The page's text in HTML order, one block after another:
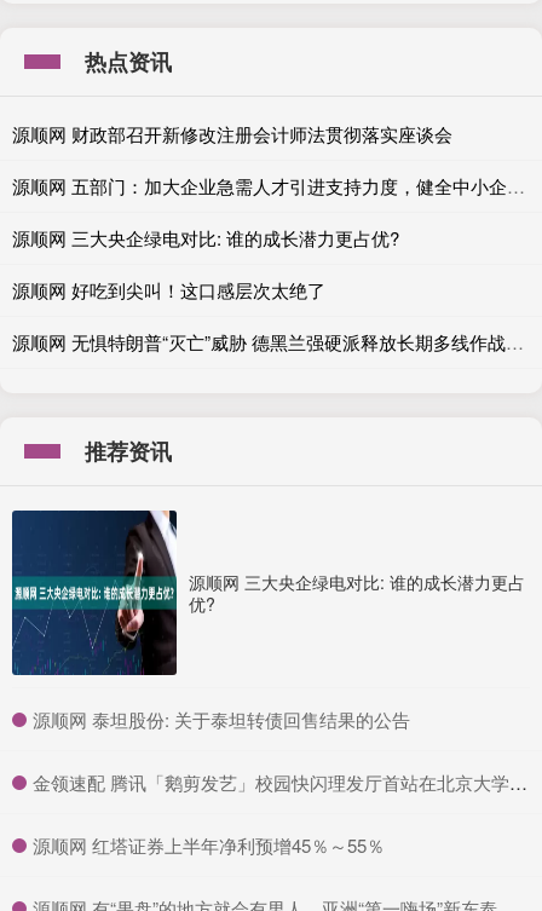
热点资讯
源顺网 财政部召开新修改注册会计师法贯彻落实座谈会
源顺网 五部门：加大企业急需人才引进支持力度，健全中小企业人才激励机制
源顺网 三大央企绿电对比: 谁的成长潜力更占优?
源顺网 好吃到尖叫！这口感层次太绝了
源顺网 无惧特朗普“灭亡”威胁 德黑兰强硬派释放长期多线作战意愿
推荐资讯
源顺网 三大央企绿电对比: 谁的成长潜力更占
优?
​源顺网 泰坦股份: 关于泰坦转债回售结果的公告
​金领速配 腾讯「鹅剪发艺」校园快闪理发厅首站在北京大学,助力毕业季学子“理”出新形象,闪耀启航就业路
​源顺网 红塔证券上半年净利预增45％～55％